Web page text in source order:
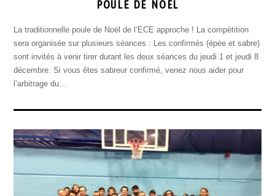
POULE DE NOËL
La traditionnelle poule de Noël de l’ECE approche ! La compétition
sera organisée sur plusieurs séances : Les confirmés (épée et sabre)
sont invités à venir tirer durant les deux séances du jeudi 1 et jeudi 8
décembre. Si vous êtes sabreur confirmé, venez nous aider pour
l’arbitrage du…